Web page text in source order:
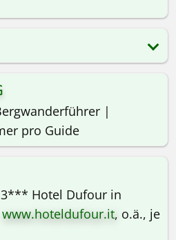
|
pro Guide
Hotel Dufour in
www.hoteldufour.it, o.ä., je